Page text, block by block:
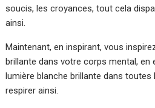
soucis, les croyances, tout cela
ainsi.
Maintenant, en inspirant, vous
brillante dans votre corps mental, en
lumière blanche brillante dans
respirer ainsi.